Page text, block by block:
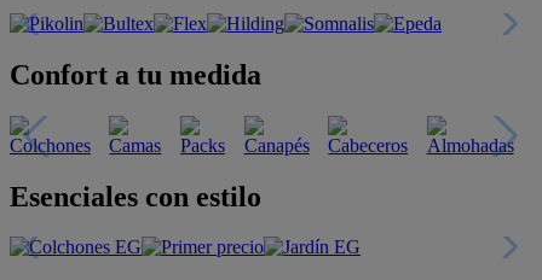
Confort a tu medida
Esenciales con estilo